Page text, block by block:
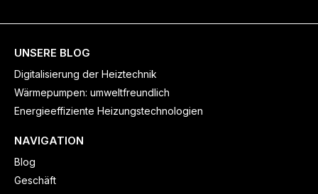
UNSERE BLOG
Digitalisierung der Heiztechnik
Wärmepumpen: umweltfreundlich
Energieeffiziente Heizungstechnologien
NAVIGATION
Blog
Geschäft